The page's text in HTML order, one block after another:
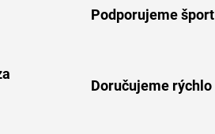
Podporujeme šport
Doručujeme rýchlo